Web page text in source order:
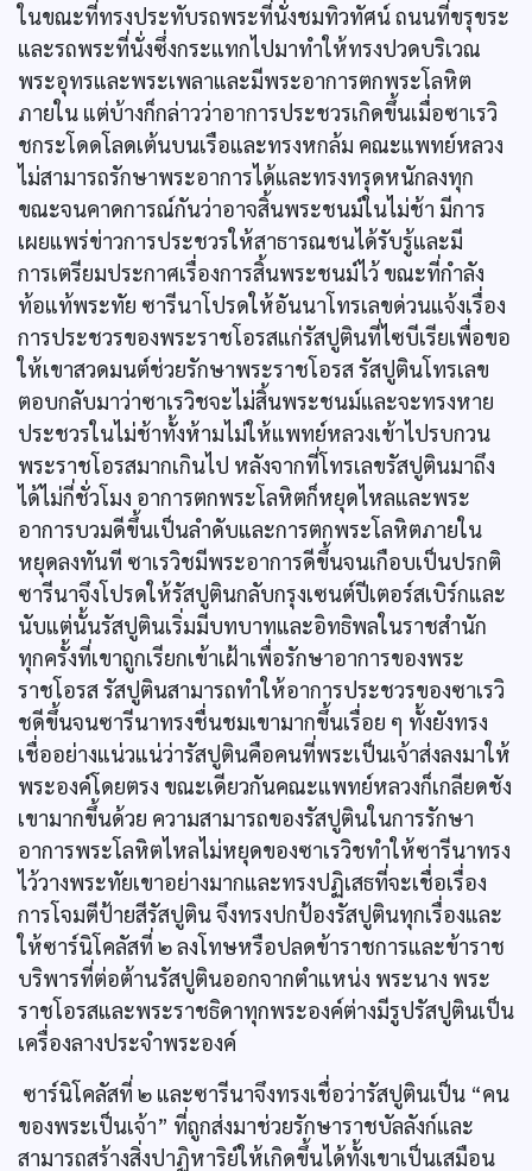
ในขณะที่ทรงประทับรถพระที่นั่งชมทิวทัศน์ ถนนที่ขรุขระ
และรถพระที่นั่งซึ่งกระแทกไปมาทำให้ทรงปวดบริเวณ
พระอุทรและพระเพลาและมีพระอาการตกพระโลหิต
ภายใน แต่บ้างก็กล่าวว่าอาการประชวรเกิดขึ้นเมื่อซาเรวิ
ชกระโดดโลดเต้นบนเรือและทรงหกล้ม คณะแพทย์หลวง
ไม่สามารถรักษาพระอาการได้และทรงทรุดหนักลงทุก
ขณะจนคาดการณ์กันว่าอาจสิ้นพระชนม์ในไม่ช้า มีการ
เผยแพร่ข่าวการประชวรให้สาธารณชนได้รับรู้และมี
การเตรียมประกาศเรื่องการสิ้นพระชนม์ไว้ ขณะที่กำลัง
ท้อแท้พระทัย ซารีนาโปรดให้อันนาโทรเลขด่วนแจ้งเรื่อง
การประชวรของพระราชโอรสแก่รัสปูตินที่ไซบีเรียเพื่อขอ
ให้เขาสวดมนต์ช่วยรักษาพระราชโอรส รัสปูตินโทรเลข
ตอบกลับมาว่าซาเรวิชจะไม่สิ้นพระชนม์และจะทรงหาย
ประชวรในไม่ช้าทั้งห้ามไม่ให้แพทย์หลวงเข้าไปรบกวน
พระราชโอรสมากเกินไป หลังจากที่โทรเลขรัสปูตินมาถึง
ได้ไม่กี่ชั่วโมง อาการตกพระโลหิตก็หยุดไหลและพระ
อาการบวมดีขึ้นเป็นลำดับและการตกพระโลหิตภายใน
หยุดลงทันที ซาเรวิชมีพระอาการดีขึ้นจนเกือบเป็นปรกติ
ซารีนาจึงโปรดให้รัสปูตินกลับกรุงเซนต์ปีเตอร์สเบิร์กและ
นับแต่นั้นรัสปูตินเริ่มมีบทบาทและอิทธิพลในราชสำนัก
ทุกครั้งที่เขาถูกเรียกเข้าเฝ้าเพื่อรักษาอาการของพระ
ราชโอรส รัสปูตินสามารถทำให้อาการประชวรของซาเรวิ
ชดีขึ้นจนซารีนาทรงชื่นชมเขามากขึ้นเรื่อย ๆ ทั้งยังทรง
เชื่ออย่างแน่วแน่ว่ารัสปูตินคือคนที่พระเป็นเจ้าส่งลงมาให้
พระองค์โดยตรง ขณะเดียวกันคณะแพทย์หลวงก็เกลียดชัง
เขามากขึ้นด้วย ความสามารถของรัสปูตินในการรักษา
อาการพระโลหิตไหลไม่หยุดของซาเรวิชทำให้ซารีนาทรง
ไว้วางพระทัยเขาอย่างมากและทรงปฏิเสธที่จะเชื่อเรื่อง
การโจมตีป้ายสีรัสปูติน จึงทรงปกป้องรัสปูตินทุกเรื่องและ
ให้ซาร์นิโคลัสที่ ๒ ลงโทษหรือปลดข้าราชการและข้าราช
บริพารที่ต่อต้านรัสปูตินออกจากตำแหน่ง พระนาง พระ
ราชโอรสและพระราชธิดาทุกพระองค์ต่างมีรูปรัสปูตินเป็น
เครื่องลางประจำพระองค์
ซาร์นิโคลัสที่ ๒ และซารีนาจึงทรงเชื่อว่ารัสปูตินเป็น “คน
ของพระเป็นเจ้า” ที่ถูกส่งมาช่วยรักษาราชบัลลังก์และ
สามารถสร้างสิ่งปาฏิหาริย์ให้เกิดขึ้นได้ทั้งเขาเป็นเสมือน